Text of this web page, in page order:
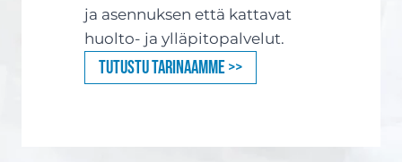
ja asennuksen että kattavat
huolto- ja ylläpitopalvelut.
Tutustu tarinaamme >>